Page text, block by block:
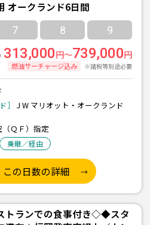
オークランド6日間
7 8 9
313,000円～739,000円
燃油サーチャージ込み ※諸税等別途必要
］
J W マリオット・オークランド
ＱＦ）指定
乗継／経由
この日数の詳細
ランでの食事付き◇◆スタ